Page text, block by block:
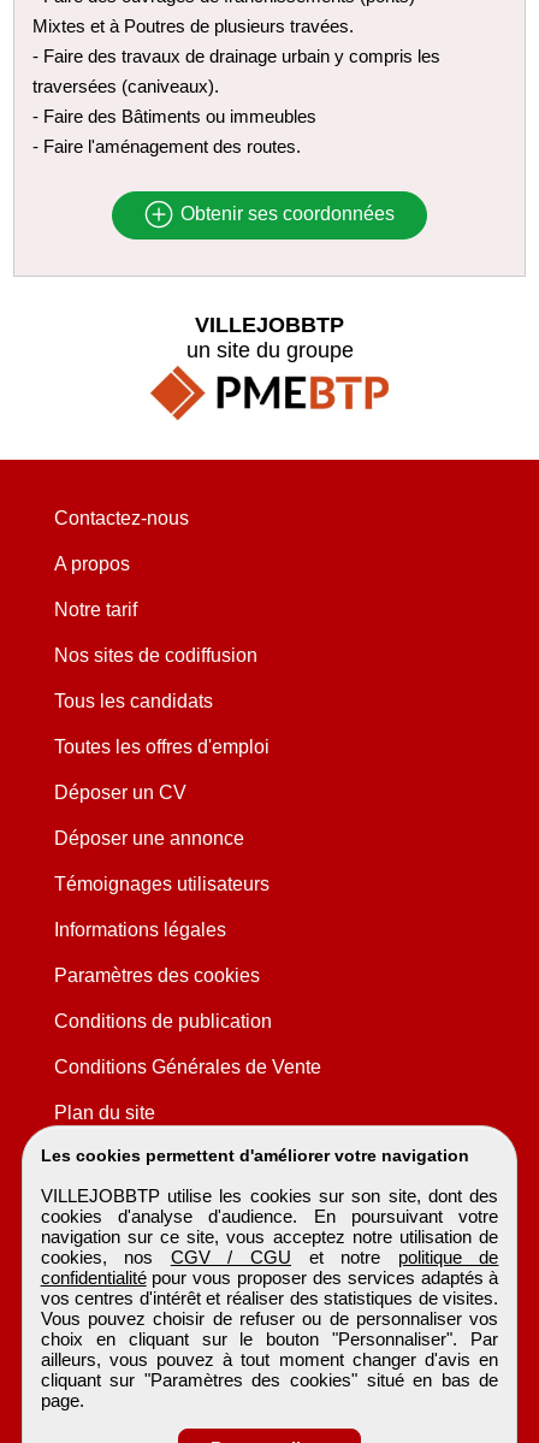
Mixtes et à Poutres de plusieurs travées.
- Faire des travaux de drainage urbain y compris les
traversées (caniveaux).
- Faire des Bâtiments ou immeubles
- Faire l'aménagement des routes.
Obtenir ses coordonnées
Les cookies permettent d'améliorer votre navigation
VILLEJOBBTP utilise les cookies sur son site, dont des
cookies d'analyse d'audience. En poursuivant votre
navigation sur ce site, vous acceptez notre utilisation de
cookies, nos CGV / CGU et notre politique de
confidentialitépour vous proposer des services adaptés à
vos centres d'intérêt et réaliser des statistiques de visites.
Vous pouvez choisir de refuser ou de personnaliser vos
choix en cliquant sur le bouton "Personnaliser". Par
ailleurs, vous pouvez à tout moment changer d'avis en
cliquant sur "Paramètres des cookies" situé en bas de
page.
VILLEJOBBTP
un site du groupe
Contactez-nous
A propos
Notre tarif
Nos sites de codiffusion
Tous les candidats
Toutes les offres d'emploi
Déposer un CV
Déposer une annonce
Témoignages utilisateurs
Informations légales
Paramètres des cookies
Conditions de publication
Conditions Générales de Vente
Plan du site